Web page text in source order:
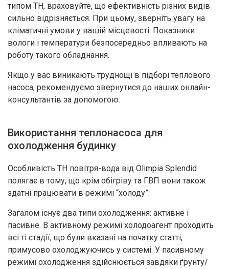
типом ТН, враховуйте, що ефективність різних видів
сильно відрізняється. При цьому, зверніть увагу на
кліматичні умови у вашій місцевості. Показники
вологи і температури безпосередньо впливають на
роботу такого обладнання.
Якщо у вас виникають труднощі в підборі теплового
насоса, рекомендуємо звернутися до наших онлайн-
консультантів за допомогою.
Використання теплонасоса для
охолодження будинку
Особливість ТН повітря-вода від Olimpia Splendid
полягає в тому, що крім обігріву та ГВП вони також
здатні працювати в режимі “холоду”.
Загалом існує два типи охолодження: активне і
пасивне. В активному режимі холодоагент проходить
всі ті стадії, що були вказані на початку статті,
примусово охолоджуючись у системі. У пасивному
режимі охолодження здійснюється завдяки ґрунту/